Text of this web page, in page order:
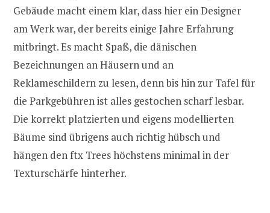
Gebäude macht einem klar, dass hier ein Designer
am Werk war, der bereits einige Jahre Erfahrung
mitbringt. Es macht Spaß, die dänischen
Bezeichnungen an Häusern und an
Reklameschildern zu lesen, denn bis hin zur Tafel für
die Parkgebühren ist alles gestochen scharf lesbar.
Die korrekt platzierten und eigens modellierten
Bäume sind übrigens auch richtig hübsch und
hängen den ftx Trees höchstens minimal in der
Texturschärfe hinterher.